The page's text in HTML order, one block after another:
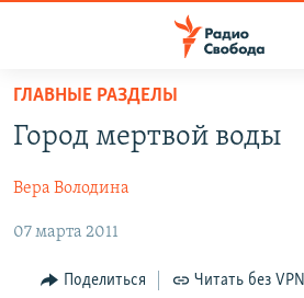
упрощенного
доступа
содержанию
Вернутся
ПОДКАСТЫ
АВТОРСКИЕ ПРОЕКТЫ
ЦИТАТЫ СВОБОДЫ
МНЕНИЯ
ГЛАВНЫЕ РАЗДЕЛЫ
Город мертвой воды
Вера Володина
07 марта 2011
Поделиться Читать без VPN